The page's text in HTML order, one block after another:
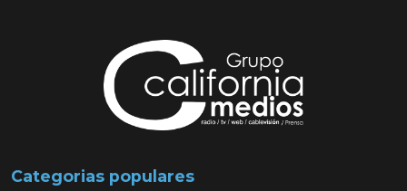
Categorias populares